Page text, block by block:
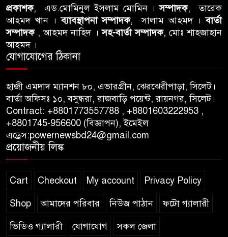
আবু তালহা চৌধুরী দ্বিতীয় বারের
মত টাওয়ার হ‍্যামলেটস কাউন্সিলের
কাউন্সিলার নির্বাচিত
৮
প্রেসক্লাবে বিশ্ব মুক্ত গণমাধ্যম
দিবসে সমালোচনা
৯
সিলেটে ব্যাডমিন্টন তারকাদের
সংবর্ধনা, সাফল্যের আড়ালে উঠে
১০
প্রকাশক, এড.মোমিনুল ইসলাম মোমিন ।সম্পাদক, তারেক
আহমদ খান ।ব্যাবস্থাপনা সম্পাদক, সালাম আহমদ ।বার্তা
সম্পাদক, আহমদ নাহিদ ।সহ-বার্তা সম্পাদক, মোঃ শাহজাহান
আহমদ ।
যোগাযোগের ঠিকানা
হাজী এমদাদ ম্যানশন ৮০, এভারগ্রীন, ঝেরঝেরীপাড়া, সিলেট।
বার্তা অফিসঃ ১০, বসুন্ধরা, রাজবাড়ি পয়েন্ট, রায়নগর, সিলেট।
Contract: +8801773557788 , +8801603222953 ,
+8801745-956600 (বিজ্ঞাপন), ইমেইল
এড্রেস:powernewsbd24@gmail.com
প্রয়োজনীয় লিঙ্ক
Cart Checkout My account Privacy Policy
Shop আমাদের পরিবার নিউজ পাঠান ফটো গ্যালারী
ভিডিও গ্যালারী যোগাযোগ সকল জেলা